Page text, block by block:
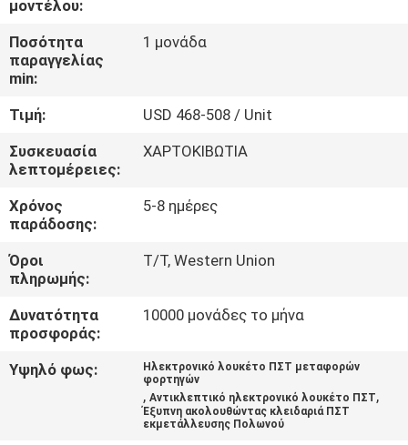
ΓΎΡΟΣ
ΕΡΓΟΣΤΑΣΊΩΝ
ΈΛΕΓΧΟΣ
ΜΑΣ
ΕΛΆΤΕ
ΣΕ
ΕΠΑΦΉ
ΜΕ
ΖΗΤΉΣΤΕ
ΑΠΌΣΠΑΣΜΑ
μοντέλου:
Ποσότητα
παραγγελίας
min:
1 μονάδα
Τιμή:
USD 468-508 / Unit
Συσκευασία
λεπτομέρειες:
ΧΑΡΤΟΚΙΒΩΤΙΑ
Χρόνος
παράδοσης:
5-8 ημέρες
Όροι
πληρωμής:
T/T, Western Union
Δυνατότητα
προσφοράς:
10000 μονάδες το μήνα
Υψηλό φως:
Ηλεκτρονικό λουκέτο ΠΣΤ μεταφορών
φορτηγών
,Αντικλεπτικό ηλεκτρονικό λουκέτο ΠΣΤ,
Έξυπνη ακολουθώντας κλειδαριά ΠΣΤ
εκμετάλλευσης Πολωνού